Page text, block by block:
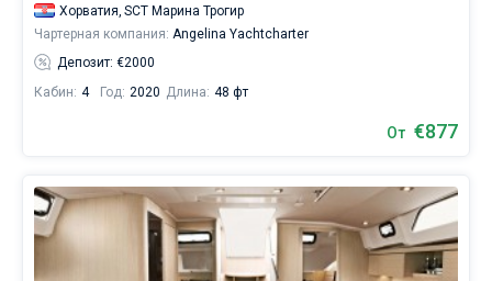
Хорватия, SCT Марина Трогир
Чартерная компания: Angelina Yachtcharter
Депозит: €2000
Кабин: 4 Год: 2020 Длина: 48 фт
От €877